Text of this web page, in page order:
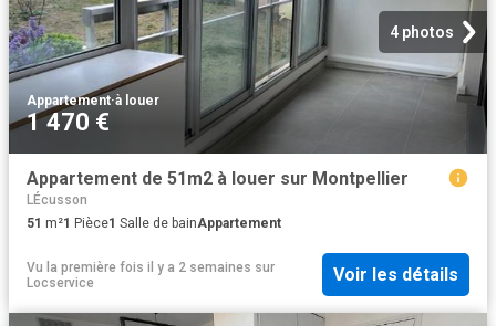
4 photos
Appartement·à louer
1 470 €
Appartement de 51m2 à louer sur Montpellier
LÉcusson
51 m²1 Pièce1 Salle de bainAppartement
Vu la première fois il y a 2 semaines sur
Locservice
Voir les détails